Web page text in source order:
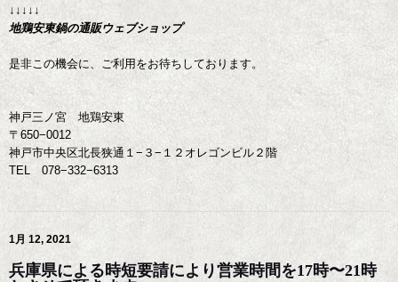
↓↓↓↓↓
地鶏安東鍋の通販ウェブショップ
是非この機会に、ご利用をお待ちしております。
神戸三ノ宮 地鶏安東
〒650−0012
神戸市中央区北長狭通１−３−１２オレゴンビル２階
TEL 078−332−6313
1月 12, 2021
兵庫県による時短要請により営業時間を17時〜21時